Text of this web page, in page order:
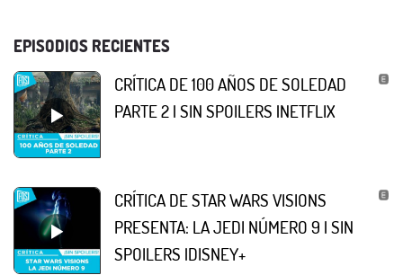
EPISODIOS RECIENTES
CRÍTICA DE 100 AÑOS DE SOLEDAD
PARTE 2 | SIN SPOILERS |NETFLIX
CRÍTICA DE STAR WARS VISIONS
PRESENTA: LA JEDI NÚMERO 9 | SIN
SPOILERS |DISNEY+